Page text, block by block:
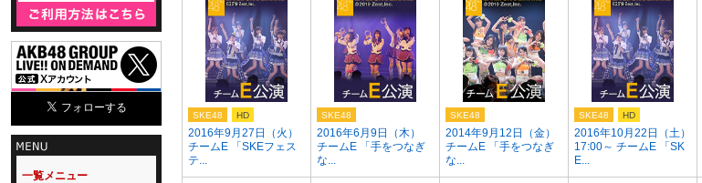
一覧メニュー
2016年9月27日（火）
チームE 「SKEフェス
テ...
SKE48 HD
2016年6月9日（木）
チームE 「手をつなぎ
な...
SKE48
2014年9月12日（金）
チームE 「手をつなぎ
な...
SKE48
2016年10月22日（土）
17:00～ チームE 「SK
E...
SKE48 HD